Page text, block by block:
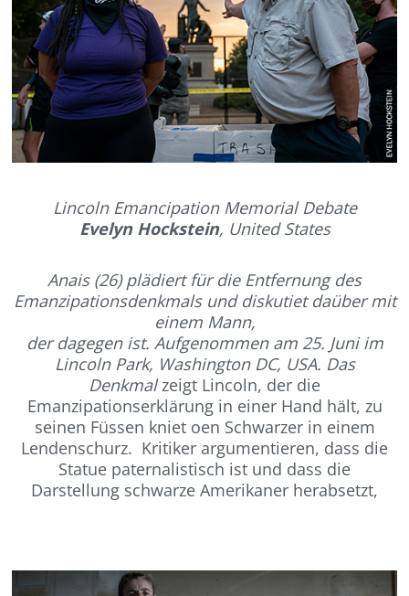
Lincoln Emancipation Memorial Debate
Evelyn Hockstein, United States
Anais (26) plädiert für die Entfernung des
Emanzipationsdenkmals und diskutiet daüber mit
einem Mann,
der dagegen ist. Aufgenommen am 25. Juni im
Lincoln Park, Washington DC, USA. Das
Denkmalzeigt Lincoln, der die
Emanzipationserklärung in einer Hand hält, zu
seinen Füssen kniet oen Schwarzer in einem
Lendenschurz. Kritiker argumentieren, dass die
Statue paternalistisch ist und dass die
Darstellung schwarze Amerikaner herabsetzt,